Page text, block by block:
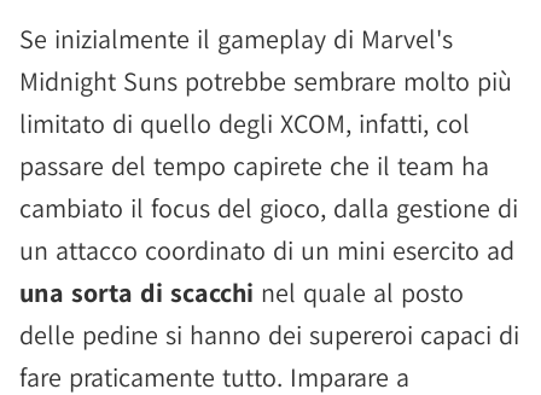
Se inizialmente il gameplay di Marvel's
Midnight Suns potrebbe sembrare molto più
limitato di quello degli XCOM, infatti, col
passare del tempo capirete che il team ha
cambiato il focus del gioco, dalla gestione di
un attacco coordinato di un mini esercito ad
una sorta di scacchi nel quale al posto
delle pedine si hanno dei supereroi capaci di
fare praticamente tutto. Imparare a